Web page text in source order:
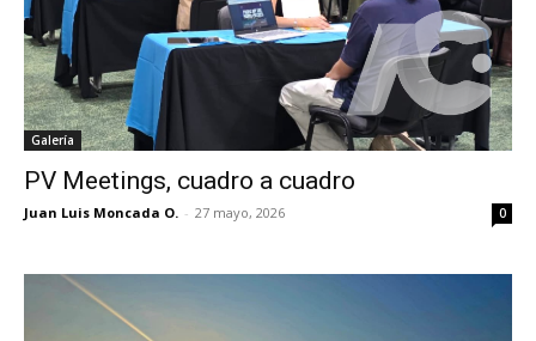
Galería
PV Meetings, cuadro a cuadro
Juan Luis Moncada O. - 27 mayo, 2026 0